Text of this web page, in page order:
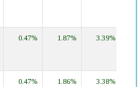
0.47% 1.87% 3.39%
0.47% 1.86% 3.38%